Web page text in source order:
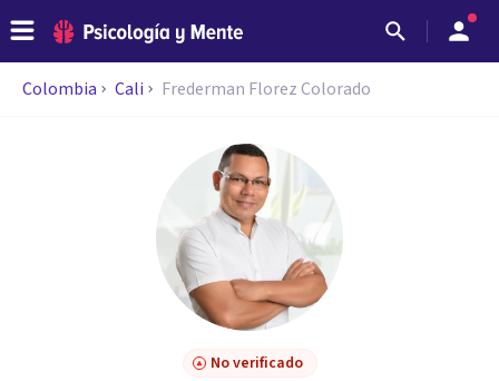
Colombia Cali Frederman Florez Colorado
No verificado